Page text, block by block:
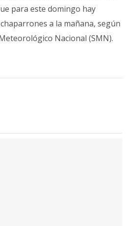
para este domingo hay
a la mañana, según
Nacional (SMN).